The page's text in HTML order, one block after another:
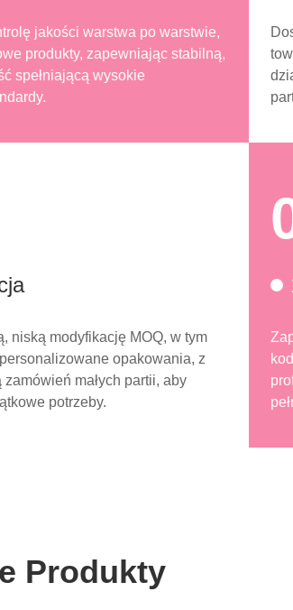
jakości warstwa po warstwie,
produkty, zapewniając stabilną,
spełniającą wysokie
niską modyfikację MOQ, w tym
opakowania, z
małych partii, aby
potrzeby.
Produkty